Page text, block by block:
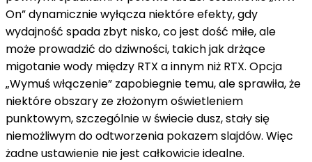
On” dynamicznie wyłącza niektóre efekty, gdy
wydajność spada zbyt nisko, co jest dość miłe, ale
może prowadzić do dziwności, takich jak drżące
migotanie wody między RTX a innym niż RTX. Opcja
„Wymuś włączenie” zapobiegnie temu, ale sprawiła, że ​​
niektóre obszary ze złożonym oświetleniem
punktowym, szczególnie w świecie dusz, stały się
niemożliwym do odtworzenia pokazem slajdów. Więc
żadne ustawienie nie jest całkowicie idealne.